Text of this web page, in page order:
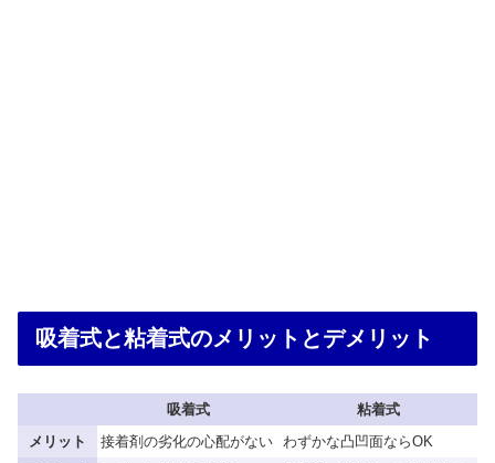
吸着式と粘着式のメリットとデメリット
吸着式
粘着式
メリット
接着剤の劣化の心配がない
わずかな凸凹面ならOK